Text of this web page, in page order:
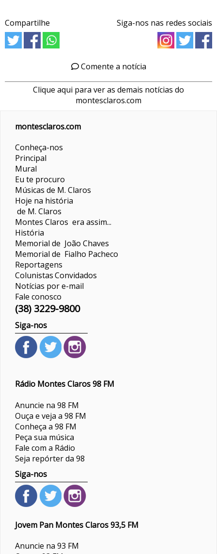
Compartilhe Siga-nos nas redes sociais
Comente a notícia
Clique aqui para ver as demais notícias do
montesclaros.com
montesclaros.com
Conheça-nos
Principal
Mural
Eu te procuro
Músicas de M. Claros
Hoje na história
de M. Claros
Montes Claros era assim...
História
Memorial de João Chaves
Memorial de Fialho Pacheco
Reportagens
ColunistasConvidados
Notícias por e-mail
Fale conosco
(38) 3229-9800
Siga-nos
Rádio Montes Claros 98 FM
Anuncie na 98 FM
Ouça e veja a 98 FM
Conheça a 98 FM
Peça sua música
Fale com a Rádio
Seja repórter da 98
Siga-nos
Jovem Pan Montes Claros 93,5 FM
Anuncie na 93 FM